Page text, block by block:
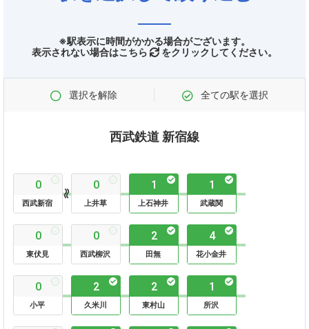
※駅表示に時間がかかる場合がございます。
表示されない場合はこちら
をクリックしてください。
選択を解除 全ての駅を選択
西武鉄道 新宿線
0
西武新宿
0
上井草
1
上石神井
1
武蔵関
0
東伏見
0
西武柳沢
2
田無
4
花小金井
0
小平
2
久米川
2
東村山
1
所沢